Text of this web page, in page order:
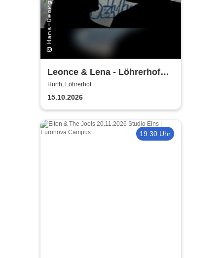
Leonce & Lena - Löhrerhof
Hürth
Hürth, Löhrerhof
15.10.2026
19:30 Uhr